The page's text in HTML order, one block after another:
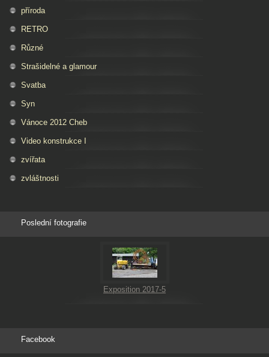
příroda
RETRO
Různé
Strašidelné a glamour
Svatba
Syn
Vánoce 2012 Cheb
Video konstrukce I
zvířata
zvláštnosti
Poslední fotografie
Exposition 2017-5
Facebook